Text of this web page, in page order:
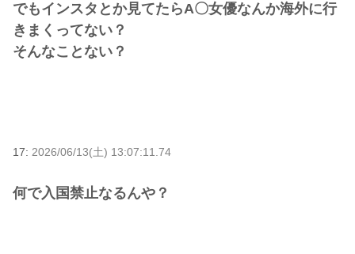
でもインスタとか見てたらA〇女優なんか海外に行
きまくってない？
そんなことない？
17: 2026/06/13(土) 13:07:11.74
何で入国禁止なるんや？